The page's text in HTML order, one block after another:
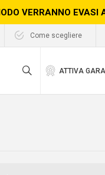
VERRANNO EVASI
Come scegliere
ATTIVA